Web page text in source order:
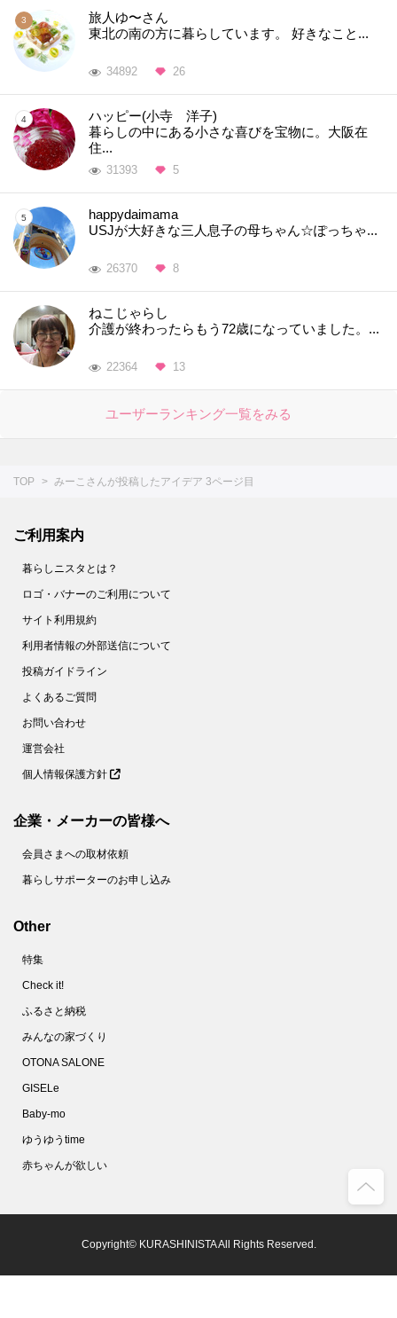
旅人ゆ〜さん
東北の南の方に暮らしています。 好きなこと...
34892 26
ハッピー(小寺 洋子)
暮らしの中にある小さな喜びを宝物に。大阪在
住...
31393 5
happydaimama
USJが大好きな三人息子の母ちゃん☆ぽっちゃ...
26370 8
ねこじゃらし
介護が終わったらもう72歳になっていました。...
22364 13
ユーザーランキング一覧をみる
TOP みーこさんが投稿したアイデア 3ページ目
ご利用案内
暮らしニスタとは？
ロゴ・バナーのご利用について
サイト利用規約
利用者情報の外部送信について
投稿ガイドライン
よくあるご質問
お問い合わせ
運営会社
個人情報保護方針
企業・メーカーの皆様へ
会員さまへの取材依頼
暮らしサポーターのお申し込み
Other
特集
Check it!
ふるさと納税
みんなの家づくり
OTONA SALONE
GISELe
Baby-mo
ゆうゆうtime
赤ちゃんが欲しい
Copyright© KURASHINISTA All Rights Reserved.